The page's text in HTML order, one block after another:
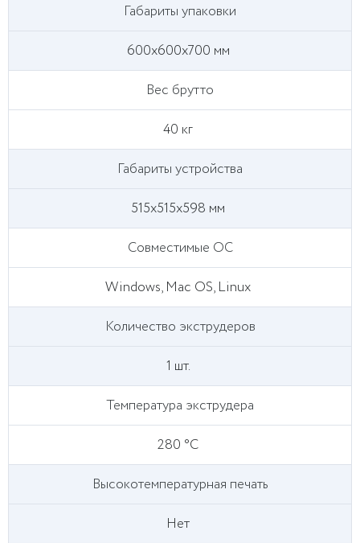
Габариты упаковки
600x600x700 мм
Вес брутто
40 кг
Габариты устройства
515x515x598 мм
Совместимые ОС
Windows, Mac OS, Linux
Количество экструдеров
1 шт.
Температура экструдера
280 °С
Высокотемпературная печать
Нет